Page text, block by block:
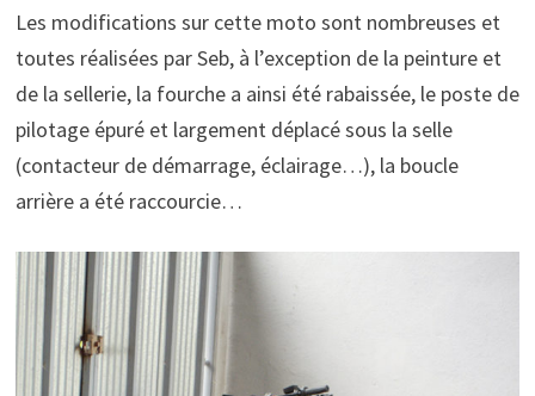
Les modifications sur cette moto sont nombreuses et
toutes réalisées par Seb, à l’exception de la peinture et
de la sellerie, la fourche a ainsi été rabaissée, le poste de
pilotage épuré et largement déplacé sous la selle
(contacteur de démarrage, éclairage…), la boucle
arrière a été raccourcie…